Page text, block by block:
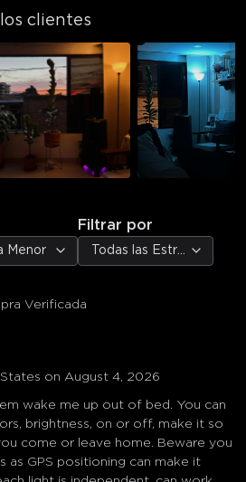
clientes
Menor
Filtrar por
Todas las Estrellas
Verificada
on August 4, 2026
wake me up out of bed. You can
brightness, on or off, make it so
come or leave home. Beware you
as GPS positioning can make it